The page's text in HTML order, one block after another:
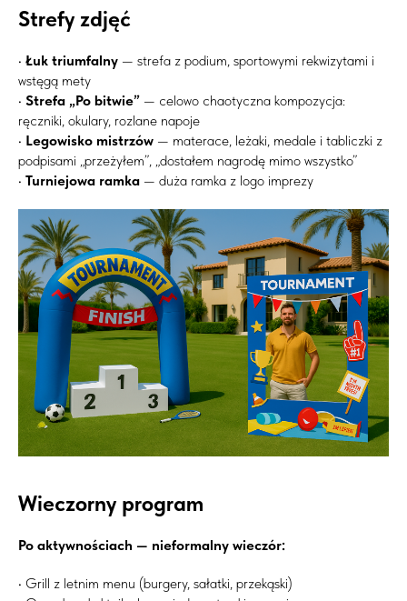
Strefy zdjęć
• Łuk triumfalny — strefa z podium, sportowymi rekwizytami i
wstęgą mety
• Strefa „Po bitwie” — celowo chaotyczna kompozycja:
ręczniki, okulary, rozlane napoje
• Legowisko mistrzów — materace, leżaki, medale i tabliczki z
podpisami „przeżyłem”, „dostałem nagrodę mimo wszystko”
• Turniejowa ramka — duża ramka z logo imprezy
Wieczorny program
Po aktywnościach — nieformalny wieczór:
• Grill z letnim menu (burgery, sałatki, przekąski)